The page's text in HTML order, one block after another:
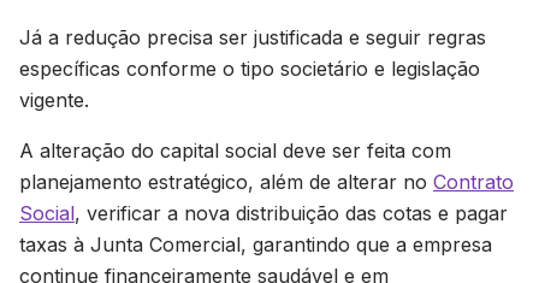
Já a redução precisa ser justificada e seguir regras
específicas conforme o tipo societário e legislação
vigente.
A alteração do capital social deve ser feita com
planejamento estratégico, além de alterar no Contrato
Social, verificar a nova distribuição das cotas e pagar
taxas à Junta Comercial, garantindo que a empresa
continue financeiramente saudável e em